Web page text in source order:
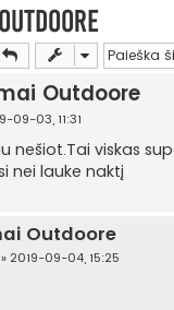
Outdoore
09-03, 11:31
nešiot.Tai viskas
nei lauke naktį
Outdoore
» 2019-09-04, 15:25